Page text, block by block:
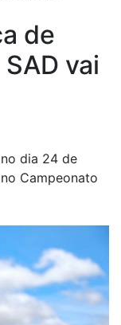
de
vai
dia 24 de
Campeonato